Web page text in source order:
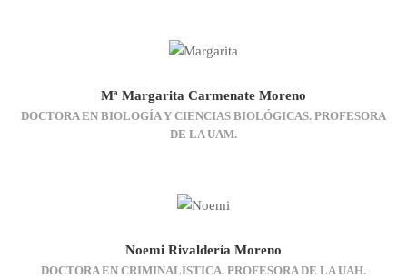
Mª Margarita Carmenate Moreno
DOCTORA EN BIOLOGÍA Y CIENCIAS BIOLÓGICAS. PROFESORA
DE LA UAM.
Noemi Rivaldería Moreno
DOCTORA EN CRIMINALÍSTICA. PROFESORA DE LA UAH.